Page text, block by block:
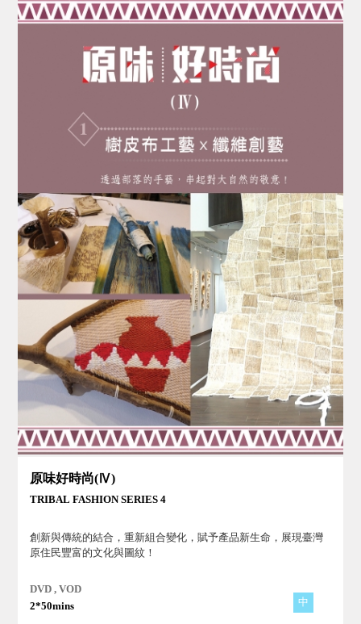
原味好時尚(Ⅳ)
TRIBAL FASHION SERIES 4
創新與傳統的結合，重新組合變化，賦予產品新生命，展現臺灣
原住民豐富的文化與圖紋！
DVD , VOD
2*50mins
中